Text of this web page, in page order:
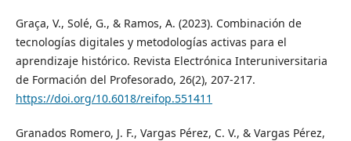
Graça, V., Solé, G., & Ramos, A. (2023). Combinación de
tecnologías digitales y metodologías activas para el
aprendizaje histórico. Revista Electrónica Interuniversitaria
de Formación del Profesorado, 26(2), 207-217.
https://doi.org/10.6018/reifop.551411
Granados Romero, J. F., Vargas Pérez, C. V., & Vargas Pérez,